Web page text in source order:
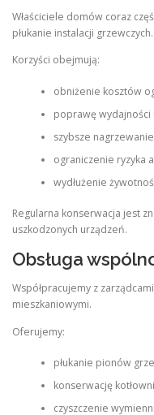
Właściciele domów coraz
płukanie instalacji grzewczych.
Korzyści obejmują:
obniżenie kosztów
poprawę wydajności
szybsze
ograniczenie ryzyka
wydłużenie
Regularna konserwacja jest
uszkodzonych urządzeń.
Obsługa
Współpracujemy z
mieszkaniowymi.
Oferujemy:
płukanie pionów
konserwację
czyszczenie